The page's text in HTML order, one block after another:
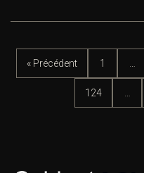
« Précédent 1
124